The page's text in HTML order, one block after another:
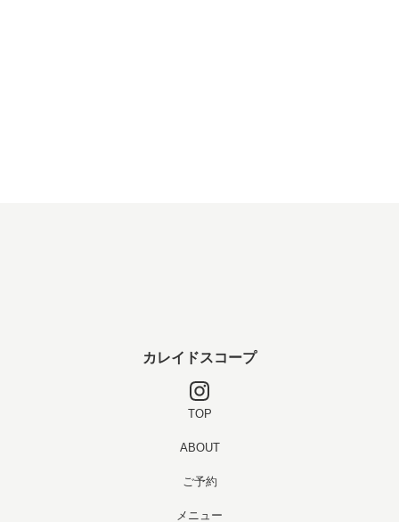
カレイドスコープ
TOP
ABOUT
ご予約
メニュー